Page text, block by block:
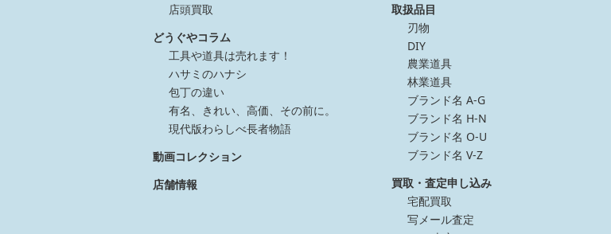
店頭買取
どうぐやコラム
工具や道具は売れます！
ハサミのハナシ
包丁の違い
有名、きれい、高価、その前に。
現代版わらしべ長者物語
動画コレクション
店舗情報
取扱品目
刃物
DIY
農業道具
林業道具
ブランド名 A-G
ブランド名 H-N
ブランド名 O-U
ブランド名 V-Z
買取・査定申し込み
宅配買取
写メール査定